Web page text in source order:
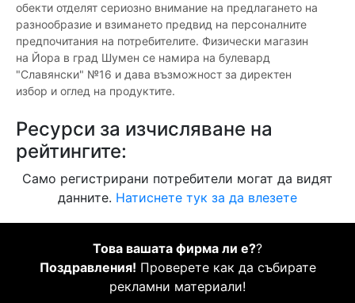
обекти отделят сериозно внимание на предлагането на
разнообразие и взимането предвид на персоналните
предпочитания на потребителите. Физически магазин
на Йора в град Шумен се намира на булевард
"Славянски" №16 и дава възможност за директен
избор и оглед на продуктите.
Ресурси за изчисляване на
рейтингите:
Само регистрирани потребители могат да видят
данните. Натиснете тук за да влезете
Това вашата фирма ли е??
Поздравления! Проверете как да събирате
рекламни материали!